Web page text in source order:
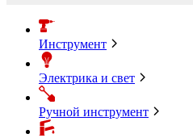
Инструмент
Электрика и свет
Ручной инструмент